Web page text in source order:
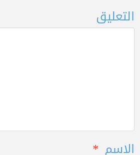
التعليق
الاسم *